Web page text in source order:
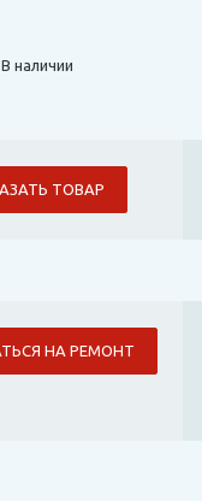
В наличии
ТОВАР
НА РЕМОНТ